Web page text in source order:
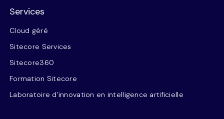
Services
Cloud géré
Sitecore Services
Sitecore360
Formation Sitecore
Laboratoire d’innovation en intelligence artificielle